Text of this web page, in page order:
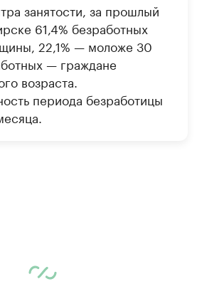
занятости, за прошлый
61,4% безработных
22,1% — моложе 30
— граждане
возраста.
периода безработицы